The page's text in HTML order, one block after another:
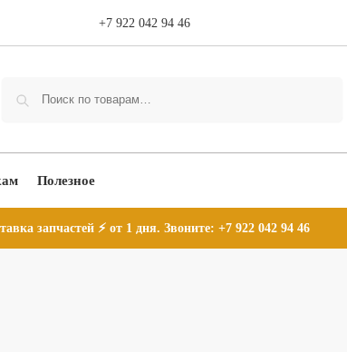
+7 922 042 94 46
Полезное
запчастей ⚡ от 1 дня. Звоните: +7 922 042 94 46